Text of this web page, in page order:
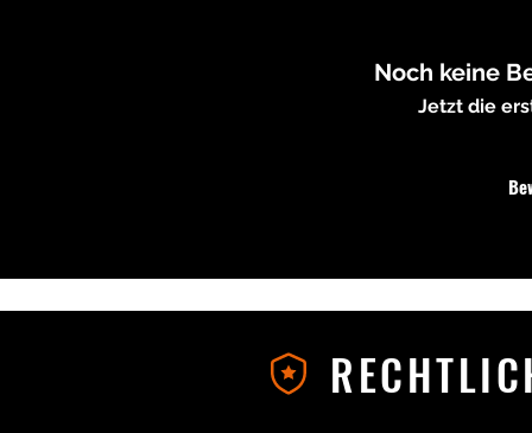
Noch keine
Jetzt die